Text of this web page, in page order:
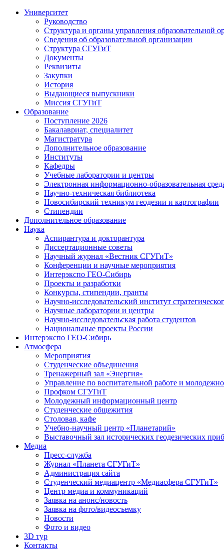
Университет
Руководство
Структура и органы управления образовательной
Сведения об образовательной организации
Структура СГУГиТ
Документы
Реквизиты
Закупки
История
Выдающиеся выпускники
Миссия СГУГиТ
Образование
Поступление 2026
Бакалавриат, специалитет
Магистратура
Дополнительное образование
Институты
Кафедры
Учебные лаборатории и центры
Электронная информационно-образовательная
Научно-техническая библиотека
Новосибирский техникум геодезии и картографии
Стипендии
Дополнительное образование
Наука
Аспирантура и докторантура
Диссертационные советы
Научный журнал «Вестник СГУГиТ»
Конференции и научные мероприятия
Интерэкспо ГЕО-Сибирь
Проекты и разработки
Конкурсы, стипендии, гранты
Научно-исследовательский институт
Научные лаборатории и центры
Научно-исследовательская работа студентов
Национальные проекты России
Интерэкспо ГЕО-Сибирь
Атмосфера
Мероприятия
Студенческие объединения
Тренажерный зал «Энергия»
Управление по воспитательной работе и
Профком СГУГиТ
Молодежный информационный центр
Студенческие общежития
Столовая, кафе
Учебно-научный центр «Планетарий»
Выставочный зал исторических геодезических
Медиа
Пресс-служба
Журнал «Планета СГУГиТ»
Администрация сайта
Студенческий медиацентр «Медиасфера СГУГиТ»
Центр медиа и коммуникаций
Заявка на анонс/новость
Заявка на фото/видеосъемку
Новости
Фото и видео
3D тур
Контакты